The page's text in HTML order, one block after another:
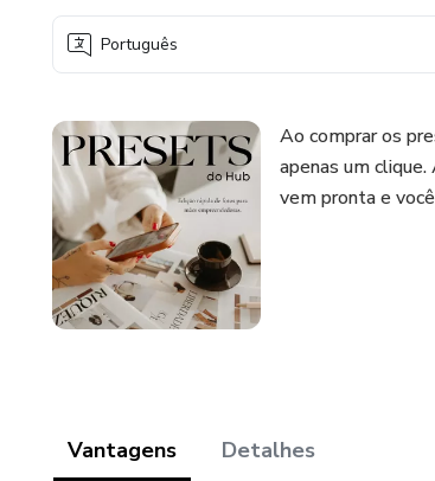
Português
Ao comprar os
apenas um
vem pronta e
Vantagens Detalhes